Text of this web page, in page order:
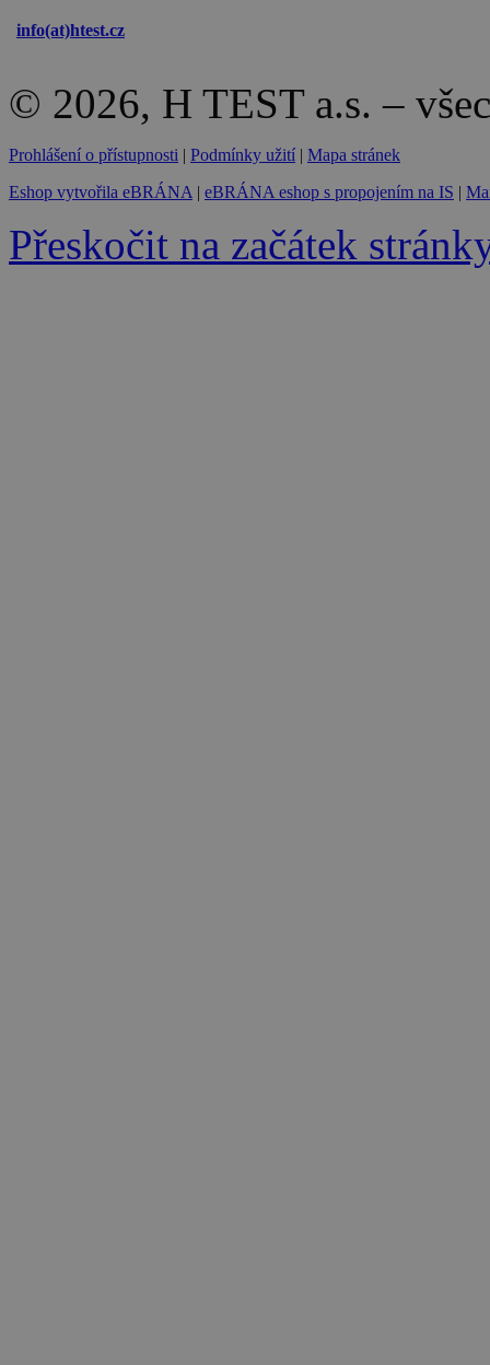
info(at)htest.cz
© 2026, H TEST a.s. –
Prohlášení o přístupnosti | Podmínky užití | Mapa stránek
Eshop vytvořila eBRÁNA | eBRÁNA eshop s propojením na IS |
Přeskočit na začátek